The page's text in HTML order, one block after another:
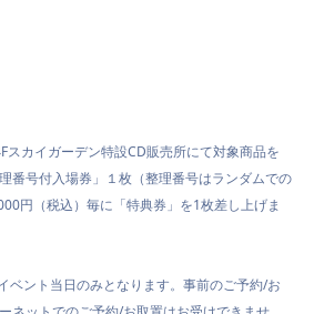
スカイガーデン特設CD販売所にて対象商品を
番号付入場券」１枚（整理番号はランダムでの
円（税込）毎に「特典券」を1枚差し上げま
ント当日のみとなります。 事前のご予約/お